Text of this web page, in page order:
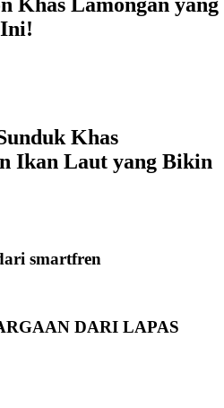
Khas
Ikan Laut yang Bikin
smartfren
DARI LAPAS